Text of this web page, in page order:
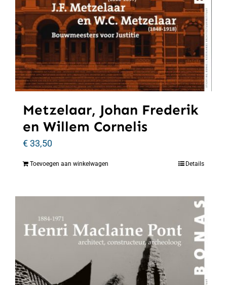
Metzelaar, Johan Frederik
en Willem Cornelis
€33,50
Toevoegen aan winkelwagen Details